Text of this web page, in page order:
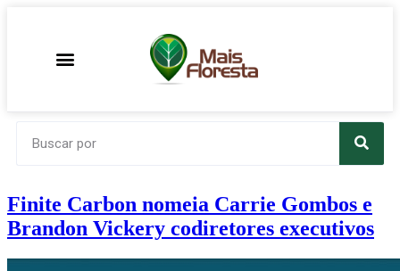
Finite Carbon nomeia Carrie Gombos e
Brandon Vickery codiretores executivos